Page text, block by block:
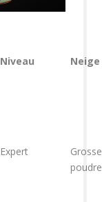
Niveau Neige
Expert
Grosse